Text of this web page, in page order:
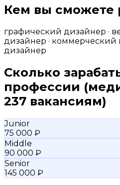
Кем вы сможете
графический дизайнер ·
дизайнер · коммерческий
дизайнер
Сколько
профессии
237 вакансиям)
Junior
75 000 ₽
Middle
90 000 ₽
Senior
145 000 ₽